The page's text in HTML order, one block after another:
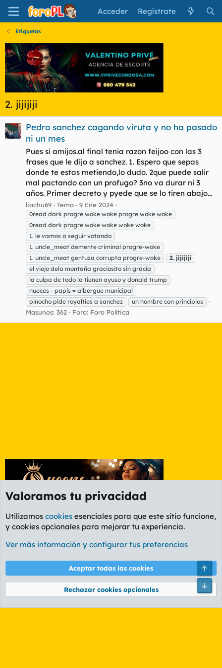
Acceder Regístrate
Etiquetas
2. jijijiji
Pedro sanchez cagando viruta y no ha pasado
ni un mes
Pues si amijos.al final tenia razon feijoo con las 3
frases que le dijo a sanchez. 1. Espero que sepas
donde te estas metiendo,lo dudo. 2que puede salir
mal pactando con un profugo? 3no va durar ni 3
años. Primer decreto y pyede que se lo tiren abajo...
liachu69 Tema 9 Ene 2024
0read dark progre woke woke progre woke woke
0read dark progre woke woke woke woke
1. le vamos a seguir votando
1. uncle_meat demente criminal progre-woke
1. uncle_meat gentuza corrupta progre-woke
2. jijijiji
el viejo dela montaña graciosito sin gracia
la culpa de todo la tienen ayuso y donald trump
nueces - papis = albergue municipal
pinocho pide royalties a sanchez
un hombre con principios
Masunos: 362 Foro: Foro Política
Etiquetas
Cookies
PL OLDSTYLE AMARILLO
Términos y reglas Política de privacidad Ayuda
Community platform by XenForo® © 2010-2026 XenForo Ltd.
Valoramos tu privacidad
Utilizamos cookies esenciales para que este sitio funcione,
y cookies opcionales para mejorar tu experiencia.
Ver más información y configurar tus preferencias
Aceptar todas las cookies
Rechazar cookies opcionales
Pie